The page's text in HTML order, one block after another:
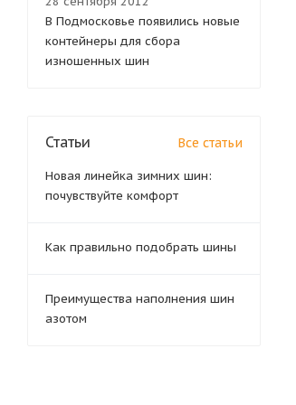
В Подмосковье появились новые
контейнеры для сбора
изношенных шин
Статьи Все статьи
Новая линейка зимних шин:
почувствуйте комфорт
Как правильно подобрать шины
Преимущества наполнения шин
азотом